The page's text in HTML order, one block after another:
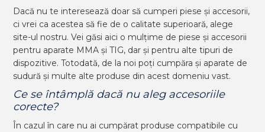
Dacă nu te interesează doar să cumperi piese și accesorii,
ci vrei ca acestea să fie de o calitate superioară, alege
site-ul nostru. Vei găsi aici o mulțime de piese și accesorii
pentru aparate MMA și TIG, dar și pentru alte tipuri de
dispozitive. Totodată, de la noi poți cumpăra și aparate de
sudură și multe alte produse din acest domeniu vast.
Ce se întâmplă dacă nu aleg accesoriile
corecte?
În cazul în care nu ai cumpărat produse compatibile cu